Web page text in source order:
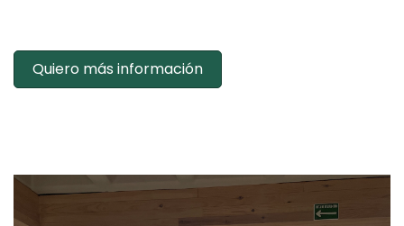
Quiero más información